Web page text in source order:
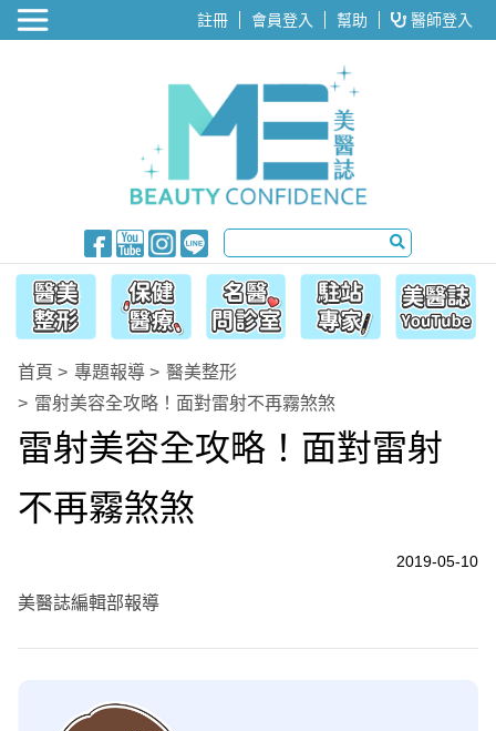
醫美整形 註冊 會員登入 幫助 醫師登入
首頁 專題報導
醫美整形
雷射美容全攻略！面對雷射不再霧煞煞
雷射美容全攻略！面對雷射
不再霧煞煞
2019-05-10
美醫誌編輯部報導